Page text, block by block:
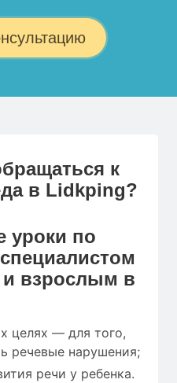
к
в Lidkping?
уроки по
взрослым в
целях — для того,
речевые нарушения;
речи у ребенка.